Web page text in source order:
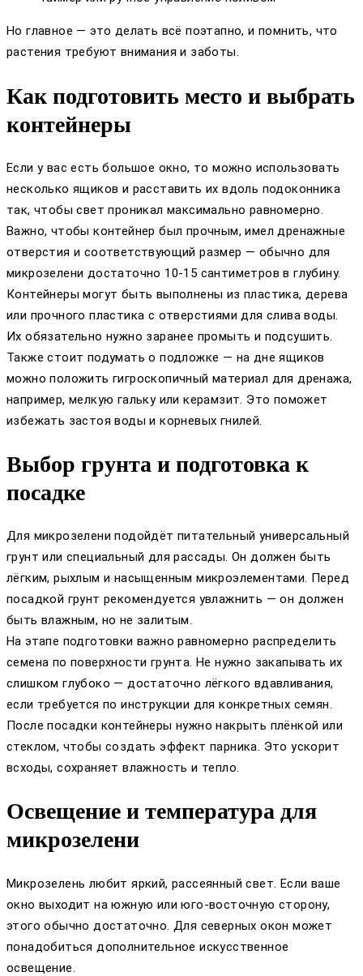
Но главное — это делать всё поэтапно, и помнить, что
растения требуют внимания и заботы.
Как подготовить место и выбрать
контейнеры
Если у вас есть большое окно, то можно использовать
несколько ящиков и расставить их вдоль подоконника
так, чтобы свет проникал максимально равномерно.
Важно, чтобы контейнер был прочным, имел дренажные
отверстия и соответствующий размер — обычно для
микрозелени достаточно 10-15 сантиметров в глубину.
Контейнеры могут быть выполнены из пластика, дерева
или прочного пластика с отверстиями для слива воды.
Их обязательно нужно заранее промыть и подсушить.
Также стоит подумать о подложке — на дне ящиков
можно положить гигроскопичный материал для дренажа,
например, мелкую гальку или керамзит. Это поможет
избежать застоя воды и корневых гнилей.
Выбор грунта и подготовка к
посадке
Для микрозелени подойдёт питательный универсальный
грунт или специальный для рассады. Он должен быть
лёгким, рыхлым и насыщенным микроэлементами. Перед
посадкой грунт рекомендуется увлажнить — он должен
быть влажным, но не залитым.
На этапе подготовки важно равномерно распределить
семена по поверхности грунта. Не нужно закапывать их
слишком глубоко — достаточно лёгкого вдавливания,
если требуется по инструкции для конкретных семян.
После посадки контейнеры нужно накрыть плёнкой или
стеклом, чтобы создать эффект парника. Это ускорит
всходы, сохраняет влажность и тепло.
Освещение и температура для
микрозелени
Микрозелень любит яркий, рассеянный свет. Если ваше
окно выходит на южную или юго-восточную сторону,
этого обычно достаточно. Для северных окон может
понадобиться дополнительное искусственное
освещение.